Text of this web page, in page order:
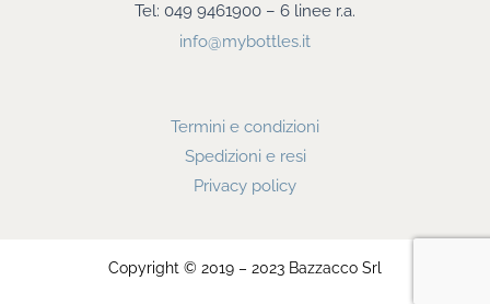
Tel: 049 9461900 – 6 linee r.a.
info@mybottles.it
Termini e condizioni
Spedizioni e resi
Privacy policy
Copyright © 2019 – 2023 Bazzacco Srl